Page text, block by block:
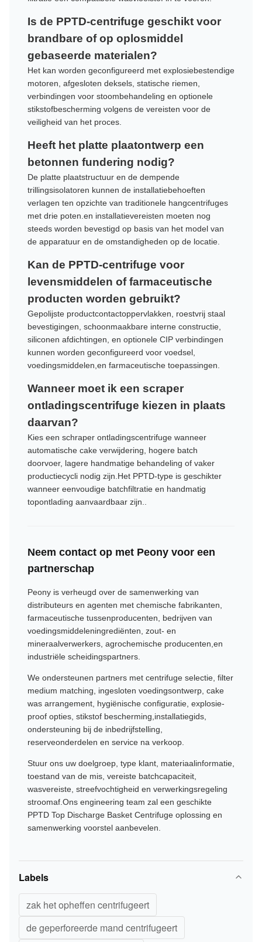
Is de PPTD-centrifuge geschikt voor
brandbare of op oplosmiddel
gebaseerde materialen?
Het kan worden geconfigureerd met explosiebestendige
motoren, afgesloten deksels, statische riemen,
verbindingen voor stoombehandeling en optionele
stikstofbescherming volgens de vereisten voor de
veiligheid van het proces.
Heeft het platte plaatontwerp een
betonnen fundering nodig?
De platte plaatstructuur en de dempende
trillingsisolatoren kunnen de installatiebehoeften
verlagen ten opzichte van traditionele hangcentrifuges
met drie poten.en installatievereisten moeten nog
steeds worden bevestigd op basis van het model van
de apparatuur en de omstandigheden op de locatie.
Kan de PPTD-centrifuge voor
levensmiddelen of farmaceutische
producten worden gebruikt?
Gepolijste productcontactoppervlakken, roestvrij staal
bevestigingen, schoonmaakbare interne constructie,
siliconen afdichtingen, en optionele CIP verbindingen
kunnen worden geconfigureerd voor voedsel,
voedingsmiddelen,en farmaceutische toepassingen.
Wanneer moet ik een scraper
ontladingscentrifuge kiezen in plaats
daarvan?
Kies een schraper ontladingscentrifuge wanneer
automatische cake verwijdering, hogere batch
doorvoer, lagere handmatige behandeling of vaker
productiecycli nodig zijn.Het PPTD-type is geschikter
wanneer eenvoudige batchfiltratie en handmatig
topontlading aanvaardbaar zijn..
Neem contact op met Peony voor een
partnerschap
Peony is verheugd over de samenwerking van
distributeurs en agenten met chemische fabrikanten,
farmaceutische tussenproducenten, bedrijven van
voedingsmiddeleningrediënten, zout- en
mineraalverwerkers, agrochemische producenten,en
industriële scheidingspartners.
We ondersteunen partners met centrifuge selectie, filter
medium matching, ingesloten voedingsontwerp, cake
was arrangement, hygiënische configuratie, explosie-
proof opties, stikstof bescherming,installatiegids,
ondersteuning bij de inbedrijfstelling,
reserveonderdelen en service na verkoop.
Stuur ons uw doelgroep, type klant, materiaalinformatie,
toestand van de mis, vereiste batchcapaciteit,
wasvereiste, streefvochtigheid en verwerkingsregeling
stroomaf.Ons engineering team zal een geschikte
PPTD Top Discharge Basket Centrifuge oplossing en
samenwerking voorstel aanbevelen.
Labels
zak het opheffen centrifugeert
de geperforeerde mand centrifugeert